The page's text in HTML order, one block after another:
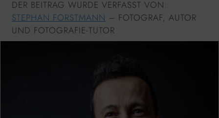
DER BEITRAG WURDE VERFASST VON:
STEPHAN FORSTMANN – FOTOGRAF, AUTOR
UND FOTOGRAFIE-TUTOR